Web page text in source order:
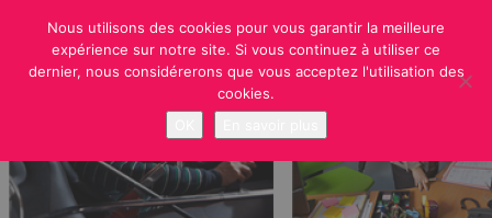
content
Nous utilisons des cookies pour vous garantir la meilleure
expérience sur notre site. Si vous continuez à utiliser ce
dernier, nous considérerons que vous acceptez l'utilisation des
cookies.